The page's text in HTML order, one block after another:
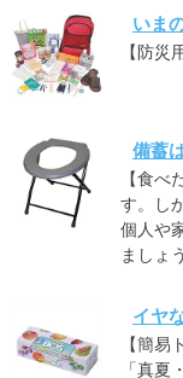
いま
【防災
備蓄
【食
す。し
個人や
ましょ
イヤ
【簡
「真